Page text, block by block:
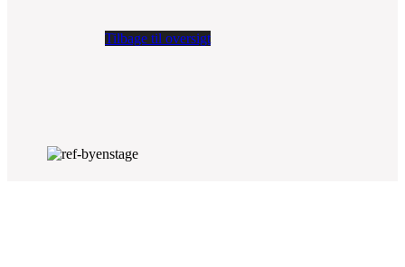
Tilbage til oversigt